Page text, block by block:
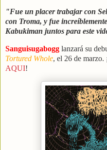
"Fue un placer trabajar con
con Troma, y fue
Kabukiman juntos para este
Sanguisugabogg lanzará su
Tortured Whole, el 26 de marzo.
AQUI!